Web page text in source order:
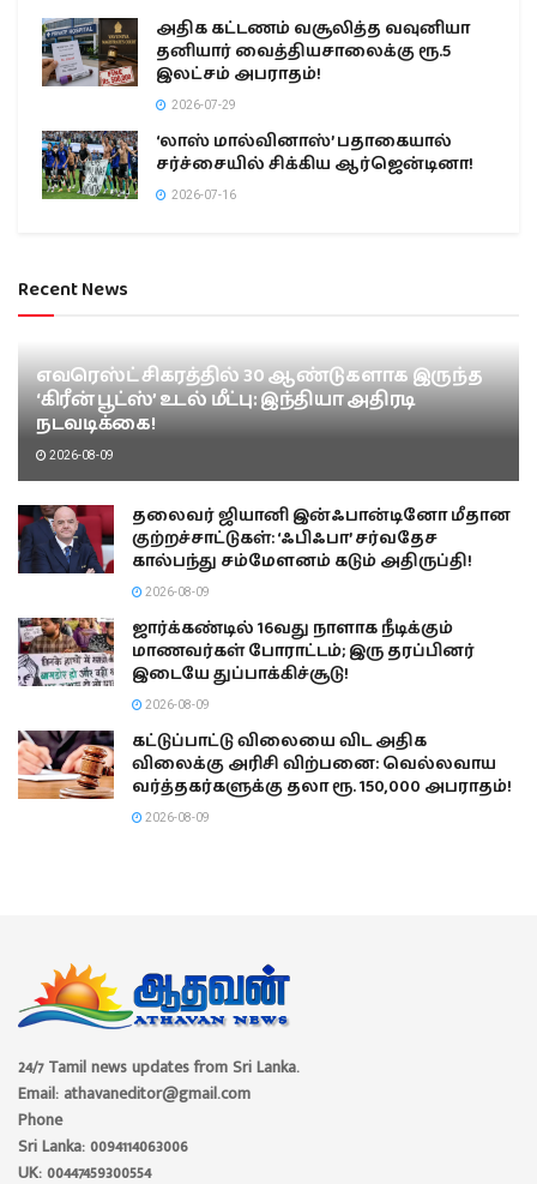
அதிக கட்டணம் வசூலித்த வவுனியா
தனியார் வைத்தியசாலைக்கு ரூ.5
இலட்சம் அபராதம்!
2026-07-29
‘லாஸ் மால்வினாஸ்’ பதாகையால்
சர்ச்சையில் சிக்கிய ஆர்ஜென்டினா!
2026-07-16
Recent News
எவரெஸ்ட் சிகரத்தில் 30 ஆண்டுகளாக இருந்த
‘கிரீன் பூட்ஸ்’ உடல் மீட்பு: இந்தியா அதிரடி
நடவடிக்கை!
2026-08-09
தலைவர் ஜியானி இன்ஃபான்டினோ மீதான
குற்றச்சாட்டுகள்: ‘ஃபிஃபா’ சர்வதேச
கால்பந்து சம்மேளனம் கடும் அதிருப்தி!
2026-08-09
ஜார்க்கண்டில் 16வது நாளாக நீடிக்கும்
மாணவர்கள் போராட்டம்; இரு தரப்பினர்
இடையே துப்பாக்கிச்சூடு!
2026-08-09
கட்டுப்பாட்டு விலையை விட அதிக
விலைக்கு அரிசி விற்பனை: வெல்லவாய
வர்த்தகர்களுக்கு தலா ரூ. 150,000 அபராதம்!
2026-08-09
24/7 Tamil news updates from Sri Lanka.
Email: athavaneditor@gmail.com
Phone
Sri Lanka: 0094114063006
UK: 00447459300554